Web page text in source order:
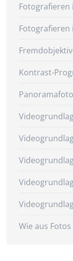
Fotografieren
Fotografieren
Kontrast-
Wie aus